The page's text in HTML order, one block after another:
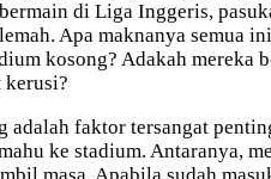
di Liga Inggeris,
Apa maknanya semua
kosong? Adakah
kerusi?
faktor tersangat
ke stadium. Antaranya,